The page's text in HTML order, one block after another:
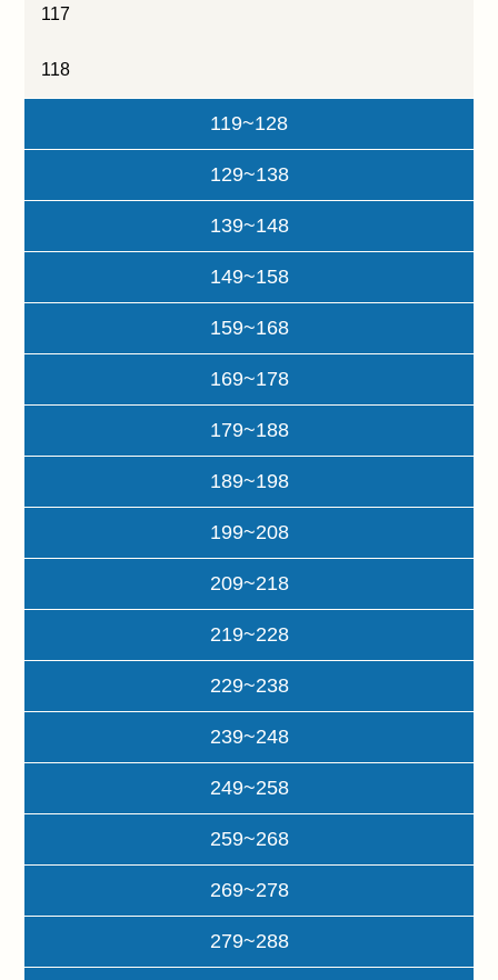
117
118
119~128
129~138
139~148
149~158
159~168
169~178
179~188
189~198
199~208
209~218
219~228
229~238
239~248
249~258
259~268
269~278
279~288